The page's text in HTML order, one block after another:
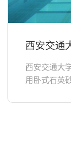
西安交通
西安交通大
用卧式石英